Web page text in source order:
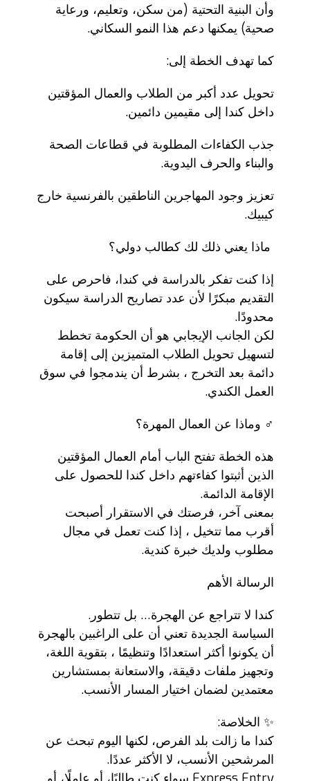
وأن البنية التحتية (من سكن، وتعليم، ورعاية
صحية) يمكنها دعم هذا النمو السكاني.
كما تهدف الخطة إلى:
تحويل عدد أكبر من الطلاب والعمال المؤقتين
داخل كندا إلى مقيمين دائمين.
جذب الكفاءات المطلوبة في قطاعات الصحة
والبناء والحرف اليدوية.
تعزيز وجود المهاجرين الناطقين بالفرنسية خارج
كيبيك.
‍ ماذا يعني ذلك لك كطالب دولي؟
إذا كنت تفكر بالدراسة في كندا، فاحرص على
التقديم مبكرًا لأن عدد تصاريح الدراسة سيكون
محدودًا.
لكن الجانب الإيجابي هو أن الحكومة تخطط
لتسهيل تحويل الطلاب المتميزين إلى إقامة
دائمة بعد التخرج ، بشرط أن يندمجوا في سوق
العمل الكندي.
‍♂️ وماذا عن العمال المهرة؟
هذه الخطة تفتح الباب أمام العمال المؤقتين
الذين أثبتوا كفاءتهم داخل كندا للحصول على
الإقامة الدائمة.
بمعنى آخر، فرصتك في الاستقرار أصبحت
أقرب مما تتخيل ، إذا كنت تعمل في مجال
مطلوب ولديك خبرة كندية.
الرسالة الأهم
كندا لا تتراجع عن الهجرة… بل تتطور.
السياسة الجديدة تعني أن على الراغبين بالهجرة
أن يكونوا أكثر استعدادًا وتنظيمًا ، بتقوية اللغة،
وتجهيز ملفات دقيقة، والاستعانة بمستشارين
معتمدين لضمان اختيار المسار الأنسب.
✨ الخلاصة:
كندا ما زالت بلد الفرص، لكنها اليوم تبحث عن
المرشحين الأنسب، لا الأكثر عددًا.